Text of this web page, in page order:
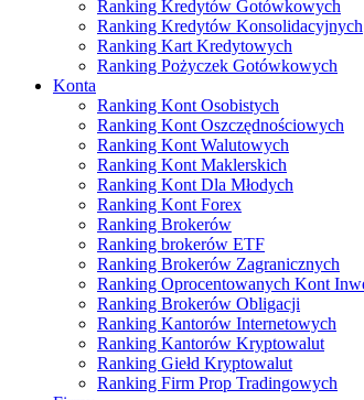
Ranking Kredytów Gotówkowych
Ranking Kredytów Konsolidacyjnych
Ranking Kart Kredytowych
Ranking Pożyczek Gotówkowych
Konta
Ranking Kont Osobistych
Ranking Kont Oszczędnościowych
Ranking Kont Walutowych
Ranking Kont Maklerskich
Ranking Kont Dla Młodych
Ranking Kont Forex
Ranking Brokerów
Ranking brokerów ETF
Ranking Brokerów Zagranicznych
Ranking Oprocentowanych Kont
Ranking Brokerów Obligacji
Ranking Kantorów Internetowych
Ranking Kantorów Kryptowalut
Ranking Giełd Kryptowalut
Ranking Firm Prop Tradingowych